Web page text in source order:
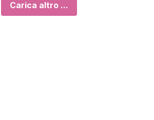
Carica altro ...